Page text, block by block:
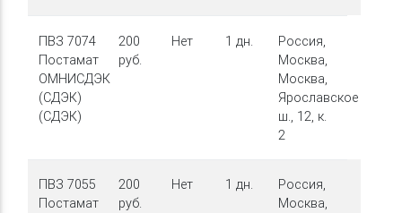
ПВЗ 7074
Постамат
ОМНИСДЭК
(СДЭК)
(СДЭК)
200
руб.
Нет 1 дн.
Россия,
Москва,
Москва,
Ярославское
ш., 12, к.
2
ПВЗ 7055
Постамат
200
руб.
Нет 1 дн.
Россия,
Москва,